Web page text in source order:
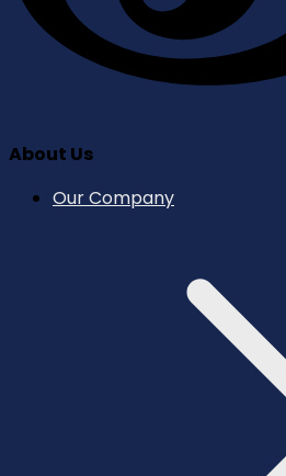
About Us
Our Company